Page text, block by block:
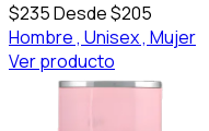
$235Desde $205
Hombre , Unisex , Mujer
Ver producto